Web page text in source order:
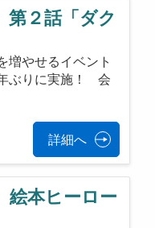
２話「ダク
増やせるイベント
ぶりに実施！ 会
詳細へ
本ヒーロー